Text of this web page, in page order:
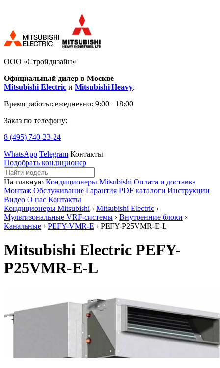
ООО «Стройдизайн»
Официальный дилер в Москве
Mitsubishi Electric и Mitsubishi Heavy.
Время работы: ежедневно: 9:00 - 18:00
Заказ по телефону:
8 (495) 740-23-24
WhatsApp Telegram Контакты
Подобрать кондиционер
На главную Кондиционеры Mitsubishi Оплата и доставка
Монтаж Обслуживание Гарантия PDF каталоги Инструкции
Видео О нас Контакты
Кондиционеры Mitsubishi › Mitsubishi Electric ›
Мультизональные VRF-системы › Внутренние блоки ›
Канальные › PEFY-VMR-E › PEFY-P25VMR-E-L
Mitsubishi Electric PEFY-
P25VMR-E-L